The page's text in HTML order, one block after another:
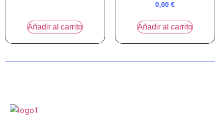
Añadir al carrito
0,00 €
Añadir al carrito